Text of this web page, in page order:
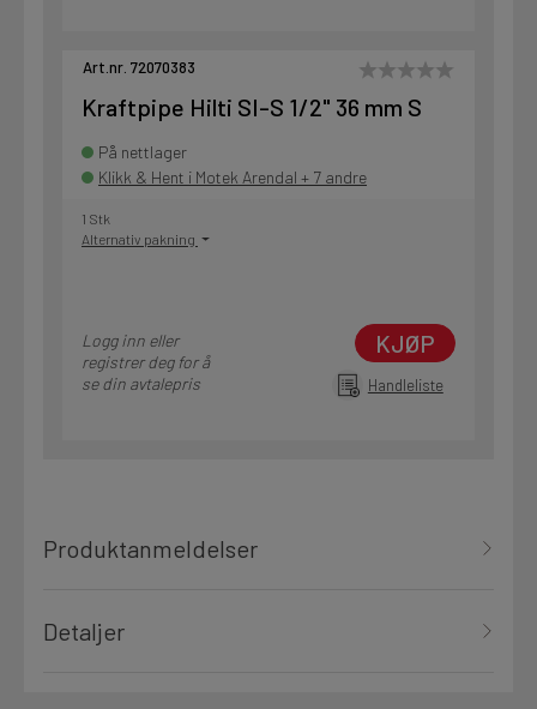
Art.nr. 72070383
Kraftpipe Hilti SI-S 1/2" 36 mm S
På nettlager
Klikk & Hent i Motek Arendal + 7 andre
1 Stk
Alternativ pakning
Logg inn eller
registrer deg for å
se din avtalepris
KJØP
Handleliste
Produktanmeldelser
Detaljer